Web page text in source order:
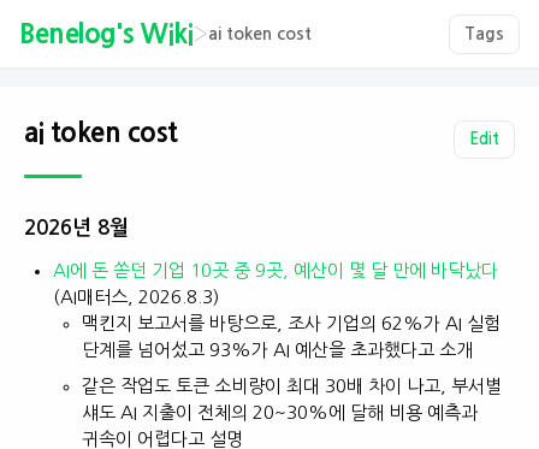
Benelog's Wiki›ai token cost Tags
ai token cost Edit
2026년 8월
AI에 돈 쏟던 기업 10곳 중 9곳, 예산이 몇 달 만에 바닥났다
(AI매터스, 2026.8.3)
맥킨지 보고서를 바탕으로, 조사 기업의 62%가 AI 실험
단계를 넘어섰고 93%가 AI 예산을 초과했다고 소개
같은 작업도 토큰 소비량이 최대 30배 차이 나고, 부서별
섀도 AI 지출이 전체의 20~30%에 달해 비용 예측과
귀속이 어렵다고 설명